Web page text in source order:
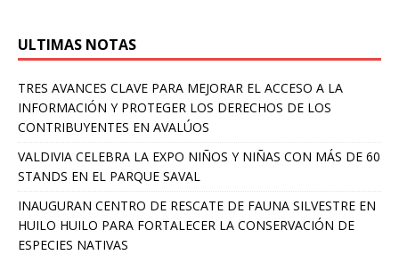
ULTIMAS NOTAS
TRES AVANCES CLAVE PARA MEJORAR EL ACCESO A LA
INFORMACIÓN Y PROTEGER LOS DERECHOS DE LOS
CONTRIBUYENTES EN AVALÚOS
VALDIVIA CELEBRA LA EXPO NIÑOS Y NIÑAS CON MÁS DE 60
STANDS EN EL PARQUE SAVAL
INAUGURAN CENTRO DE RESCATE DE FAUNA SILVESTRE EN
HUILO HUILO PARA FORTALECER LA CONSERVACIÓN DE
ESPECIES NATIVAS